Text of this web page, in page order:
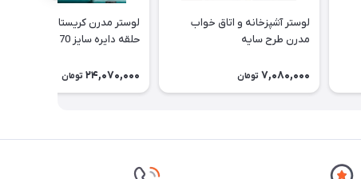
لوستر آشپزخانه و اتاق خواب
مدرن طرح سایه
7,080,000 تومان 24,070,000 تومان